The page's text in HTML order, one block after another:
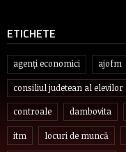
ETICHETE
agenți economici ajofm
consiliul judetean al elevilor
controale dambovita
itm locuri de muncă